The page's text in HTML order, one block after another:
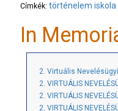
Címkék: történelem iskola
In
2. Virtuális
2. VIRTUÁLIS
2. VIRTUÁLIS
2. VIRTUÁLIS